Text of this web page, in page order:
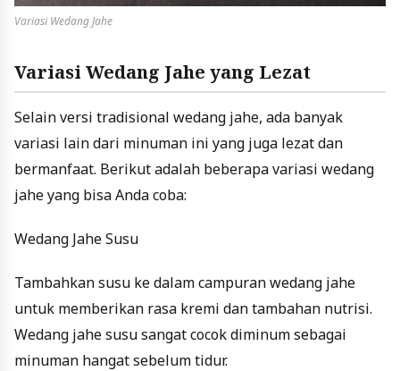
Variasi Wedang Jahe
Variasi Wedang Jahe yang Lezat
Selain versi tradisional wedang jahe, ada banyak
variasi lain dari minuman ini yang juga lezat dan
bermanfaat. Berikut adalah beberapa variasi wedang
jahe yang bisa Anda coba:
Wedang Jahe Susu
Tambahkan susu ke dalam campuran wedang jahe
untuk memberikan rasa kremi dan tambahan nutrisi.
Wedang jahe susu sangat cocok diminum sebagai
minuman hangat sebelum tidur.